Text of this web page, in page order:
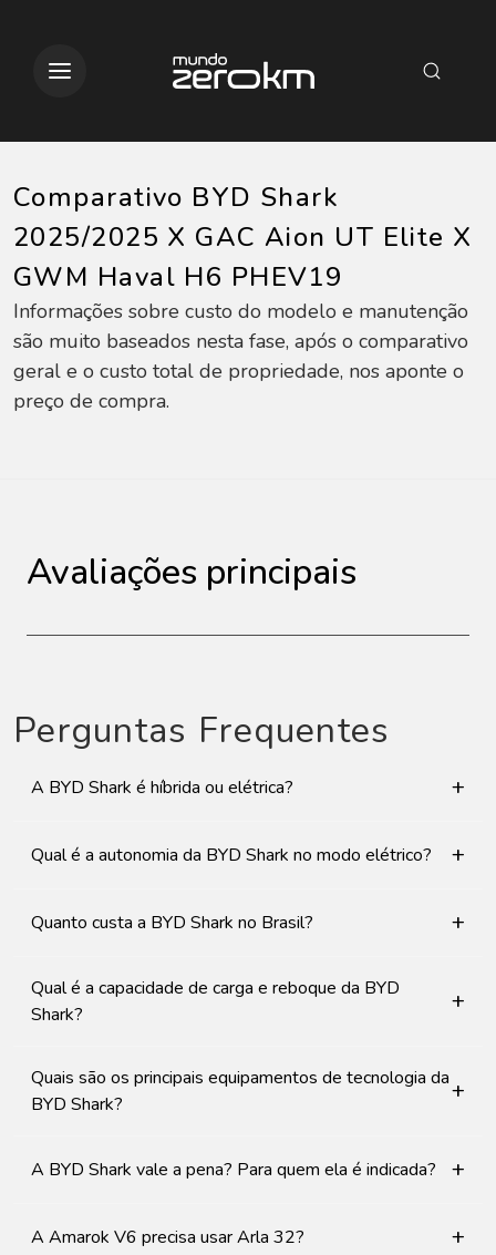
Comparativo BYD Shark
2025/2025 X GAC Aion UT Elite X
GWM Haval H6 PHEV19
Informações sobre custo do modelo e manutenção
são muito baseados nesta fase, após o comparativo
geral e o custo total de propriedade, nos aponte o
preço de compra.
Avaliações principais
Perguntas Frequentes
A BYD Shark é híbrida ou elétrica? +
Qual é a autonomia da BYD Shark no modo elétrico? +
Quanto custa a BYD Shark no Brasil? +
Qual é a capacidade de carga e reboque da BYD
Shark?
+
Quais são os principais equipamentos de tecnologia da
BYD Shark?
+
A BYD Shark vale a pena? Para quem ela é indicada? +
A Amarok V6 precisa usar Arla 32? +